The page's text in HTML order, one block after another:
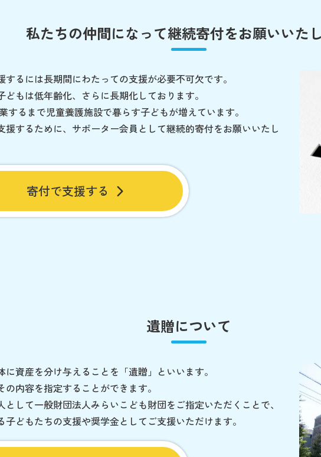
私たちの仲間になって継続寄付をお願いいた
るには長期間にわたっての支援が必要不可欠です。
もは低年齢化、さらに長期化しております。
するまで児童養護施設で暮らす子どもが増えています。
援するために、サポーター会員として継続的寄付をお願いいたし
寄付で支援する
遺贈について
資産を分け与えることを「遺贈」といいます。
内容を指定することができます。
して一般財団法人みらいこども財団をご指定いただくことで、
どもたちの支援や奨学金としてご支援いただけます。